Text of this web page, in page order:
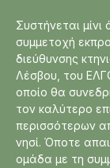
Συστήνεται
συμμετοχή
διεύθυνσης
Λέσβου, του
οποίο θα
τον καλύτερο
περισσότερων
νησί. Όποτε
ομάδα με τη